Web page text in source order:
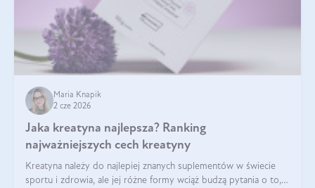
Maria Knapik
2 cze 2026
Jaka kreatyna najlepsza? Ranking
najważniejszych cech kreatyny
Kreatyna należy do najlepiej znanych suplementów w świecie
sportu i zdrowia, ale jej różne formy wciąż budzą pytania o to,